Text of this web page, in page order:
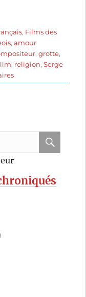
, Films des
,amour
,grotte,
, religion,Serge
sur
La
de